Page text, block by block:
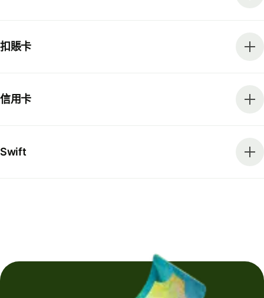
扣賬卡
信用卡
Swift